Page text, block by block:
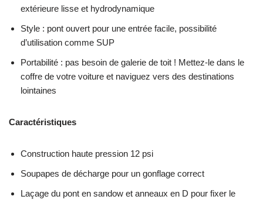
extérieure lisse et hydrodynamique
Style : pont ouvert pour une entrée facile, possibilité
d’utilisation comme SUP
Portabilité : pas besoin de galerie de toit ! Mettez-le dans le
coffre de votre voiture et naviguez vers des destinations
lointaines
Caractéristiques
Construction haute pression 12 psi
Soupapes de décharge pour un gonflage correct
Laçage du pont en sandow et anneaux en D pour fixer le